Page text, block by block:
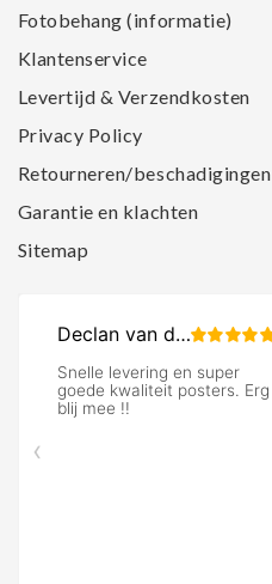
Fotobehang (informatie)
Klantenservice
Levertijd & Verzendkosten
Privacy Policy
Retourneren/beschadigingen
Garantie en klachten
Sitemap